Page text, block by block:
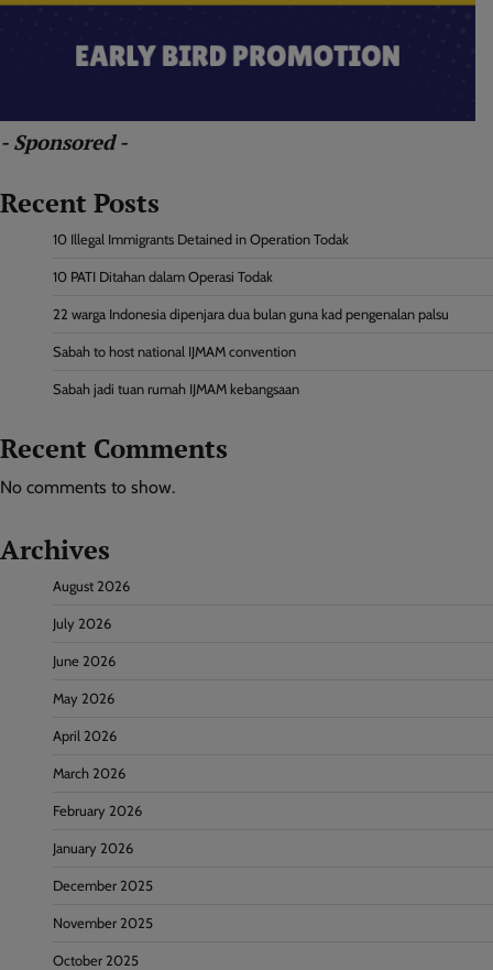
- Sponsored -
Recent Posts
10 Illegal Immigrants Detained in Operation Todak
10 PATI Ditahan dalam Operasi Todak
22 warga Indonesia dipenjara dua bulan guna kad pengenalan palsu
Sabah to host national IJMAM convention
Sabah jadi tuan rumah IJMAM kebangsaan
Recent Comments
No comments to show.
Archives
August 2026
July 2026
June 2026
May 2026
April 2026
March 2026
February 2026
January 2026
December 2025
November 2025
October 2025